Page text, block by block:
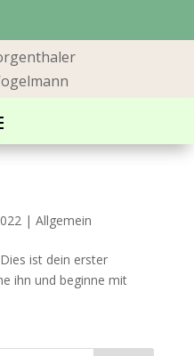
| Allgemein
ist dein erster
ihn und beginne mit